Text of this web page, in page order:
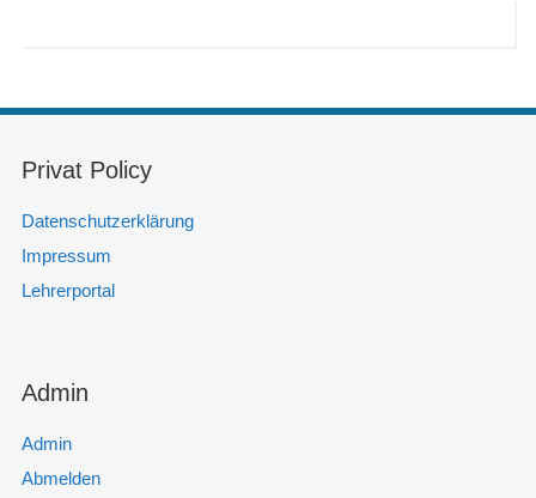
Privat Policy
Datenschutzerklärung
Impressum
Lehrerportal
Admin
Admin
Abmelden